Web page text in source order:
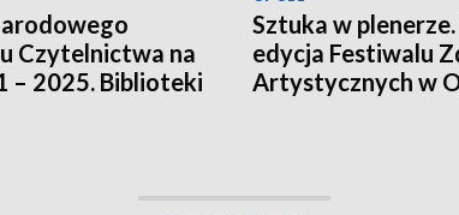
Czytelnictwa na
– 2025. Biblioteki
Sztuka w
edycja Festiwalu
Artystycznych w